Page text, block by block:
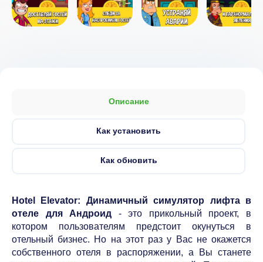
Описание
Как установить
Как обновить
Hotel Elevator: Динамичный симулятор лифта в
отеле для Андроид - это прикольный проект, в
котором пользователям предстоит окунуться в
отельный бизнес. Но на этот раз у Вас не окажется
собственного отеля в распоряжении, а Вы станете